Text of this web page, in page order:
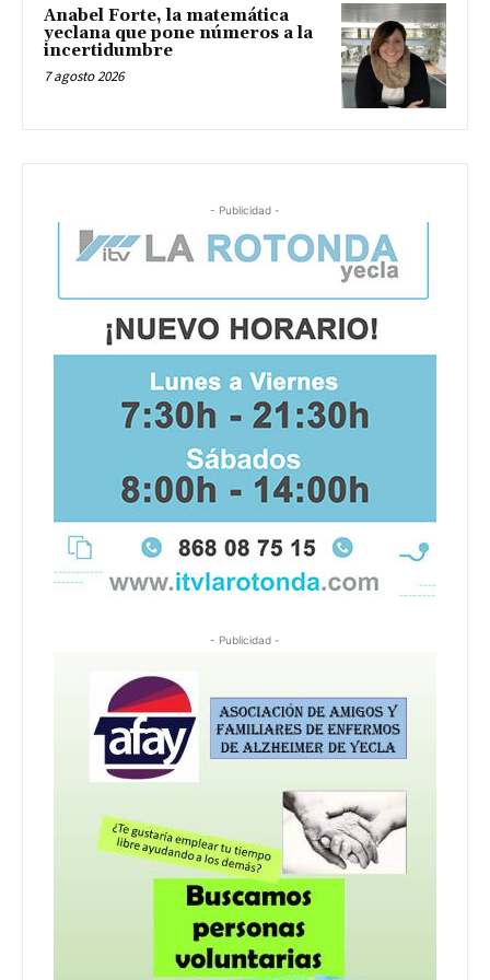
Anabel Forte, la matemática
yeclana que pone números a la
incertidumbre
7 agosto 2026
- Publicidad -
- Publicidad -